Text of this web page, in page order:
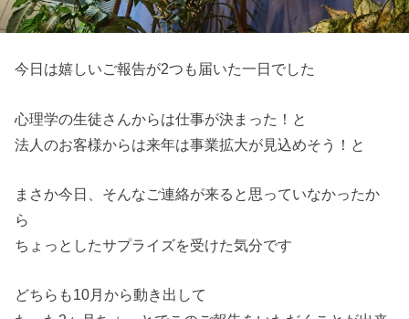
今日は嬉しいご報告が2つも届いた一日でした
心理学の生徒さんからは仕事が決まった！と
法人のお客様からは来年は事業拡大が見込めそう！と
まさか今日、そんなご連絡が来ると思っていなかったか
ら
ちょっとしたサプライズを受けた気分です
どちらも10月から動き出して